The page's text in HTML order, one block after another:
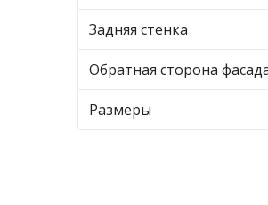
Задняя стенка
Обратная сторона
Размеры